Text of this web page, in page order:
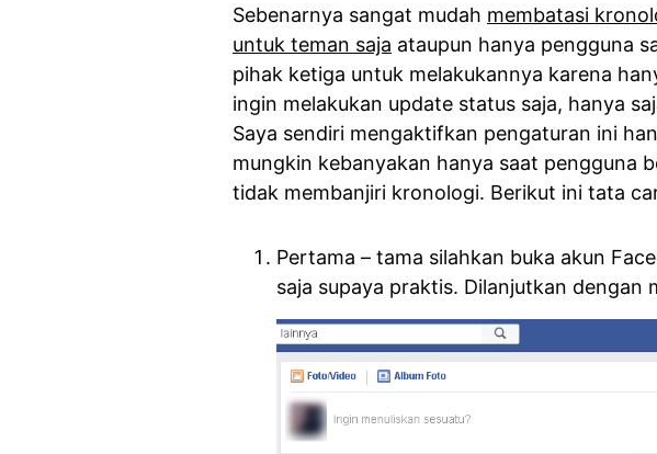
Sebenarnya sangat mudah membatasi
untuk teman saja ataupun hanya pengguna
pihak ketiga untuk melakukannya karena
ingin melakukan update status saja, hanya
Saya sendiri mengaktifkan pengaturan ini
mungkin kebanyakan hanya saat pengguna
tidak membanjiri kronologi. Berikut ini tata
Pertama – tama silahkan buka akun
saja supaya praktis. Dilanjutkan dengan